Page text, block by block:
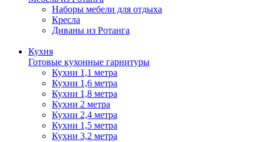
Наборы мебели для отдыха
Кресла
Диваны из Ротанга
Кухня
Готовые кухонные гарнитуры
Кухни 1,1 метра
Кухни 1,6 метра
Кухни 1,8 метра
Кухни 2 метра
Кухни 2,4 метра
Кухни 1,5 метра
Кухни 3,2 метра